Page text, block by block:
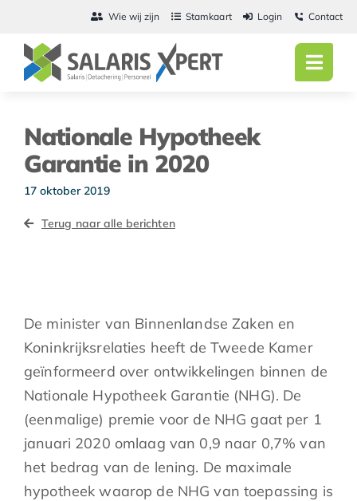
inhoud
Wie wij zijn Stamkaart Login Contact
Nationale Hypotheek
Garantie in 2020
17 oktober 2019
Terug naar alle berichten
De minister van Binnenlandse Zaken en
Koninkrijksrelaties heeft de Tweede Kamer
geïnformeerd over ontwikkelingen binnen de
Nationale Hypotheek Garantie (NHG). De
(eenmalige) premie voor de NHG gaat per 1
januari 2020 omlaag van 0,9 naar 0,7% van
het bedrag van de lening. De maximale
hypotheek waarop de NHG van toepassing is